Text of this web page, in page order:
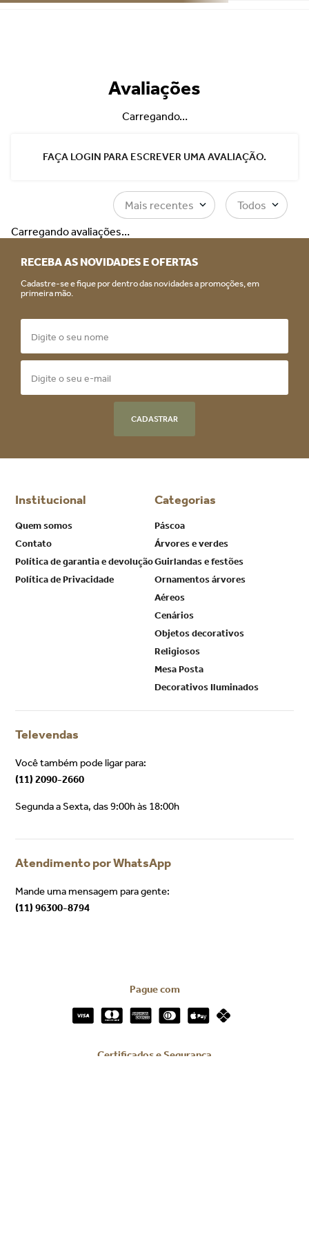
Avaliações
Carregando…
FAÇA LOGIN PARA ESCREVER UMA AVALIAÇÃO.
Mais recentes Todos
Carregando avaliações…
RECEBA AS NOVIDADES E OFERTAS
Cadastre-se e fique por dentro das novidades a promoções, em
primeira mão.
CADASTRAR
Institucional
Quem somos
Contato
Política de garantia e devolução
Política de Privacidade
Categorias
Páscoa
Árvores e verdes
Guirlandas e festões
Ornamentos árvores
Aéreos
Cenários
Objetos decorativos
Religiosos
Mesa Posta
Decorativos Iluminados
Televendas
Você também pode ligar para:
(11) 2090-2660
Segunda a Sexta, das 9:00h às 18:00h
Atendimento por WhatsApp
Mande uma mensagem para gente:
(11) 96300-8794
Pague com
Certificados e Segurança